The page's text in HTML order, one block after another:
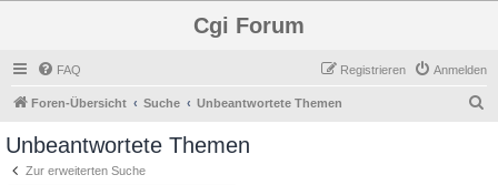
Cgi Forum
FAQ Anmelden
Registrieren
Foren-Übersicht Suche Unbeantwortete Themen
Unbeantwortete Themen
Zur erweiterten Suche